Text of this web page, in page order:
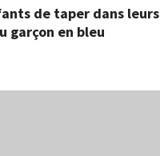
de taper dans leurs
garçon en bleu